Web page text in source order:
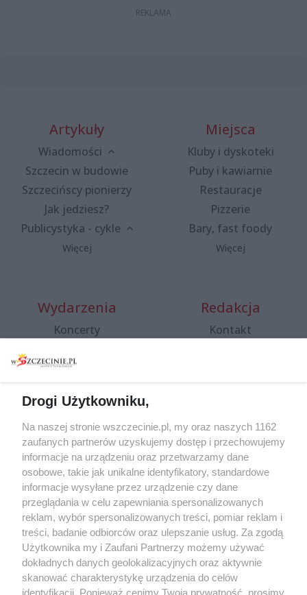
Artykuły
Wiadomości
Szczecin w budowie
Szczecińscy pionierzy
Jak jedziesz?
Publicystyka - cykle
Więcej
Miejsca
Kluby i dyskoteki
Puby i kawiarnie
Restauracje
Pizzerie
Bary, fast foody
Więcej
Wydarzenia
Koncerty
Spacery i oprowadzania
targi
Wernisaże
Więcej
Redakcja
Kontakt
Specjalny koncert z okazji
20. urodzin portalu
wSzczecinie.pl
Regulamin konkursów
śniadaniówka "Hej
Szczecin! Jest piątek!"
Partnerzy
Praca Szczecin
Drogi Użytkowniku,
Na naszej stronie wszczecinie.pl, my oraz naszych 1162
zaufanych partnerów uzyskujemy dostęp i przechowujemy
informacje na urządzeniu oraz przetwarzamy dane
osobowe, takie jak unikalne identyfikatory, standardowe
informacje wysyłane przez urządzenie czy dane
przeglądania w celu zapewniania spersonalizowanych
reklam, wybór spersonalizowanych treści, pomiar reklam i
treści, badanie odbiorców oraz ulepszanie usług. Za zgodą
Użytkownika my i Zaufani Partnerzy możemy używać
dokładnych danych geolokalizacyjnych oraz aktywnie
skanować charakterystykę urządzenia do celów
identyfikacji. Ponieważ cenimy Twoją prywatność, prosimy